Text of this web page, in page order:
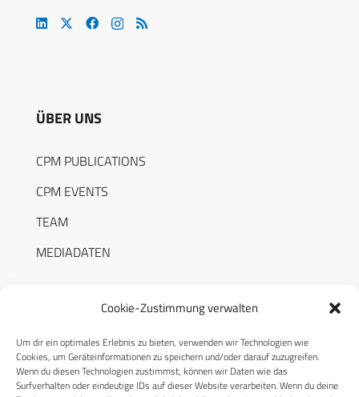
Cookie-Zustimmung verwalten
Um dir ein optimales Erlebnis zu bieten, verwenden wir Technologien wie
Cookies, um Geräteinformationen zu speichern und/oder darauf zuzugreifen.
Wenn du diesen Technologien zustimmst, können wir Daten wie das
Surfverhalten oder eindeutige IDs auf dieser Website verarbeiten. Wenn du deine
ÜBER UNS
CPM PUBLICATIONS
CPM EVENTS
TEAM
MEDIADATEN
RECHTLICHES